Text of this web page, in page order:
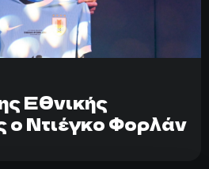
Εθνικής
ο Ντιέγκο Φορλάν